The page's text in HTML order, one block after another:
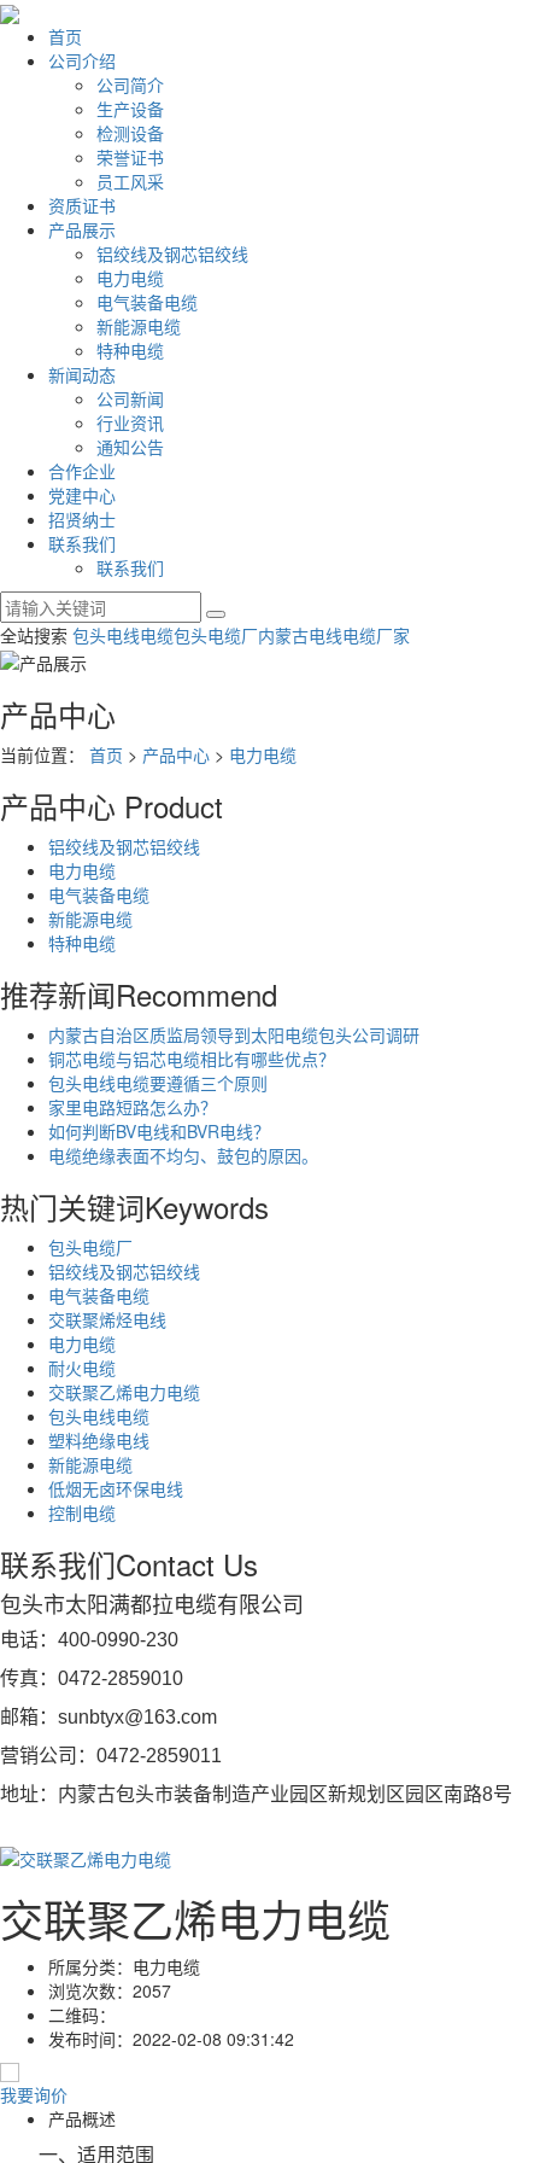
首页
公司介绍
公司简介
生产设备
检测设备
荣誉证书
员工风采
资质证书
产品展示
铝绞线及钢芯铝绞线
电力电缆
电气装备电缆
新能源电缆
特种电缆
新闻动态
公司新闻
行业资讯
通知公告
合作企业
党建中心
招贤纳士
联系我们
联系我们
全站搜索 包头电线电缆包头电缆厂内蒙古电线电缆厂家
产品中心
当前位置： 首页 > 产品中心 > 电力电缆
产品中心 Product
铝绞线及钢芯铝绞线
电力电缆
电气装备电缆
新能源电缆
特种电缆
推荐新闻Recommend
内蒙古自治区质监局领导到太阳电缆包头公司调研
铜芯电缆与铝芯电缆相比有哪些优点？
包头电线电缆要遵循三个原则
家里电路短路怎么办？
如何判断BV电线和BVR电线？
电缆绝缘表面不均匀、鼓包的原因。
热门关键词Keywords
包头电缆厂
铝绞线及钢芯铝绞线
电气装备电缆
交联聚烯烃电线
电力电缆
耐火电缆
交联聚乙烯电力电缆
包头电线电缆
塑料绝缘电线
新能源电缆
低烟无卤环保电线
控制电缆
联系我们Contact Us
包头市太阳满都拉电缆有限公司
电话：400-0990-230
传真：0472-2859010
邮箱：sunbtyx@163.com
营销公司：0472-2859011
地址：内蒙古包头市装备制造产业园区新规划区园区南路8号
交联聚乙烯电力电缆
所属分类： 电力电缆
浏览次数： 2057
二维码：
发布时间： 2022-02-08 09:31:42
我要询价
产品概述
一、适用范围